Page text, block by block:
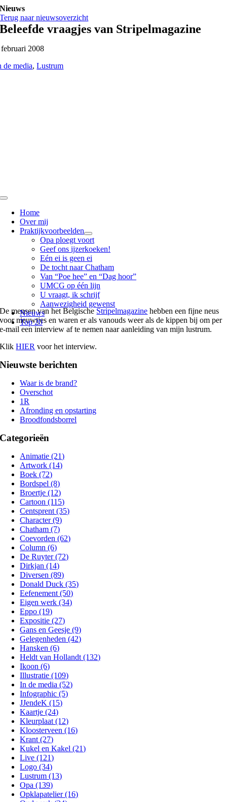
Ga
naar
inhoud
Toggle
NavigationHome
Over mij
Praktijkvoorbeelden
Opa ploegt voort
Geef ons ijzerkoeken!
Eén ei is geen ei
De tocht naar Chatham
Van “Poe hee” en “Dag hoor”
UMCG op één lijn
U vraagt, ik schrijf
Aanwezigheid gewenst
Nieuws
Top 20
Nieuws
Terug naar nieuwsoverzicht
Beleefde vraagjes van Stripelmagazine
2008
de media,Lustrum
De mensen van het Belgische Stripelmagazine hebben een fijne neus
voor nieuwtjes en waren er als vanouds weer als de kippen bij om per
e-mail een interview af te nemen naar aanleiding van mijn lustrum.
KlikHIER voor het interview.
Nieuwste berichten
Waar is de brand?
Overschot
1R
Afronding en opstarting
Broodfondsborrel
Categorieën
Animatie (21)
Artwork (14)
Boek (72)
Bordspel (8)
Broertje (12)
Cartoon (115)
Centsprent (35)
Character (9)
Chatham (7)
Coevorden (62)
Column (6)
De Ruyter (72)
Dirkjan (14)
Diversen (89)
Donald Duck (35)
Eefenement (50)
Eigen werk (34)
Eppo (19)
Expositie (27)
Gans en Geesje (9)
Gelegenheden (42)
Hansken (6)
Heldt van Hollandt (132)
Ikoon (6)
Illustratie (109)
In de media (52)
Infographic (5)
JJendeK (15)
Kaartje (24)
Kleurplaat (12)
Kloosterveen (16)
Krant (27)
Kukel en Kakel (21)
Live (121)
Logo (34)
Lustrum (13)
Opa (139)
Opklapatelier (16)